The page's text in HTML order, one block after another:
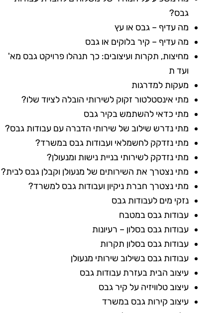
גבס?
מה עדיף – גבס או עץ
מה עדיף – קיר בלוקים או גבס
מחיצות, תקרות ועיצובים: כך תנהלו פרויקט גבס מא'
ועד ת
מעקות למדרגות
מתי אינסטלטור זקוק לשירותי הובלה לציוד שלו?
מתי כדאי להשתמש בקיר גבס
מתי נדרש שילוב של שירותי הדברה עם עבודות גבס?
מתי נזדקק לחשמלאי ועבודות גבס במשרד?
מתי נזדקק לשירותי בניית נישות ומנעולן?
מתי נצטרך את השירותים של מנעולן וקבלן גבס לבית?
מתי נצטרך חברת ניקיון ועבודות גבס למשרד?
נזקי מים לעבודות גבס
עבודות גבס במטבח
עבודות גבס בסלון – רעיונות
עבודות גבס בסלון תקרות
עבודות גבס בשילוב שירותי מנעולן
עיצוב הבית בעזרת עבודות גבס
עיצוב טלוויזיה על קיר גבס
עיצוב קירות גבס במשרד